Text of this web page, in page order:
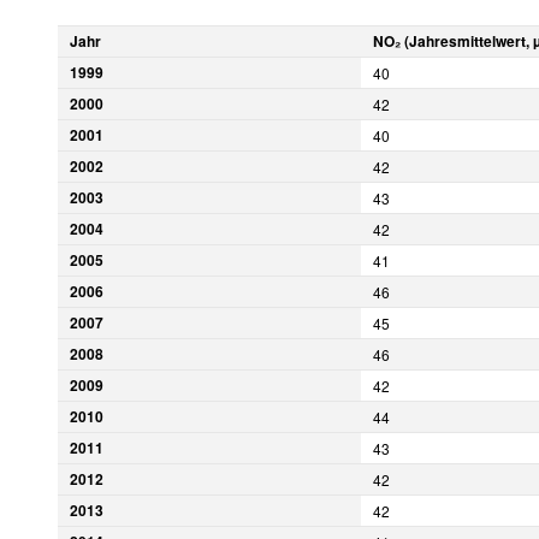
Jahr
NO₂ (Jahresmittelwert,
1999
40
2000 42
2001 40
2002 42
2003 43
2004 42
2005 41
2006 46
2007 45
2008 46
2009 42
2010 44
2011 43
2012 42
2013 42